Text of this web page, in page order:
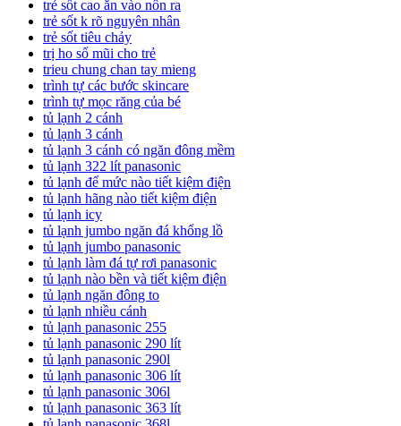
trẻ sốt cao ăn vào nôn ra
trẻ sốt k rõ nguyên nhân
trẻ sốt tiêu chảy
trị ho sổ mũi cho trẻ
trieu chung chan tay mieng
trình tự các bước skincare
trình tự mọc răng của bé
tủ lạnh 2 cánh
tủ lạnh 3 cánh
tủ lạnh 3 cánh có ngăn đông mềm
tủ lạnh 322 lít panasonic
tủ lạnh để mức nào tiết kiệm điện
tủ lạnh hãng nào tiết kiệm điện
tủ lạnh icy
tủ lạnh jumbo ngăn đá khổng lồ
tủ lạnh jumbo panasonic
tủ lạnh làm đá tự rơi panasonic
tủ lạnh nào bền và tiết kiệm điện
tủ lạnh ngăn đông to
tủ lạnh nhiều cánh
tủ lạnh panasonic 255
tủ lạnh panasonic 290 lít
tủ lạnh panasonic 290l
tủ lạnh panasonic 306 lít
tủ lạnh panasonic 306l
tủ lạnh panasonic 363 lít